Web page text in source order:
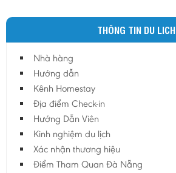
THÔNG TIN DU LICH
Nhà hàng
Hướng dẫn
Kênh Homestay
Địa điểm Check-in
Hướng Dẫn Viên
Kinh nghiệm du lịch
Xác nhận thương hiệu
Điểm Tham Quan Đà Nẵng